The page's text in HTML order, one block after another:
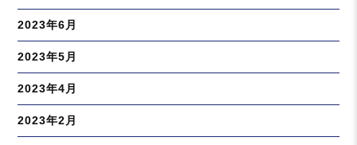
2023年6月
2023年5月
2023年4月
2023年2月